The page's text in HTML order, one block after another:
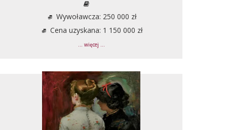
Wywoławcza: 250 000 zł
Cena uzyskana: 1 150 000 zł
... więcej ...